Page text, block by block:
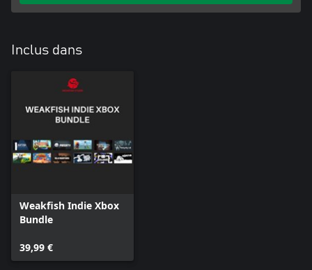
Inclus dans
Weakfish Indie Xbox
Bundle
39,99 €